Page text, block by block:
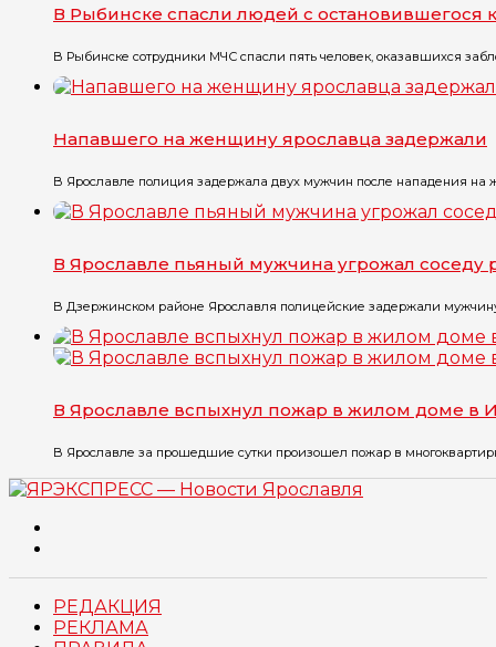
В Рыбинске спасли людей с остановившегося
В Рыбинске сотрудники МЧС спасли пять человек, оказавшихся
Напавшего на женщину ярославца задержали
В Ярославле полиция задержала двух мужчин после нападения на
В Ярославле пьяный мужчина угрожал соседу
В Дзержинском районе Ярославля полицейские задержали
В Ярославле вспыхнул пожар в жилом доме в
В Ярославле за прошедшие сутки произошел пожар в
РЕДАКЦИЯ
РЕКЛАМА